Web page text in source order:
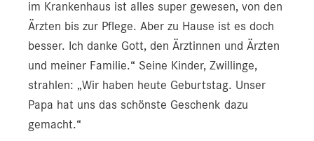
im Krankenhaus ist alles super gewesen, von den
Ärzten bis zur Pflege. Aber zu Hause ist es doch
besser. Ich danke Gott, den Ärztinnen und Ärzten
und meiner Familie.“ Seine Kinder, Zwillinge,
strahlen: „Wir haben heute Geburtstag. Unser
Papa hat uns das schönste Geschenk dazu
gemacht.“